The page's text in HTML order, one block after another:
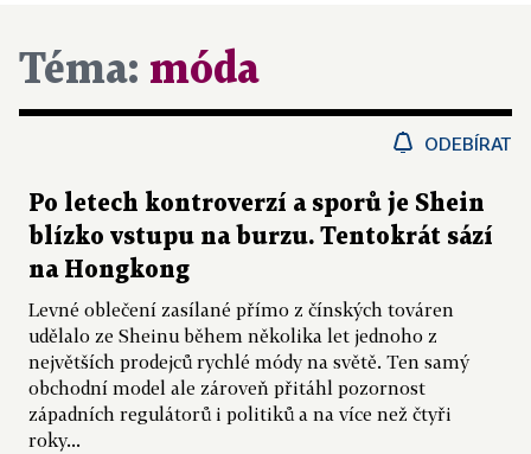
Téma: móda
ODEBÍRAT
Po letech kontroverzí a sporů je Shein
blízko vstupu na burzu. Tentokrát sází
na Hongkong
Levné oblečení zasílané přímo z čínských továren
udělalo ze Sheinu během několika let jednoho z
největších prodejců rychlé módy na světě. Ten samý
obchodní model ale zároveň přitáhl pozornost
západních regulátorů i politiků a na více než čtyři
roky...